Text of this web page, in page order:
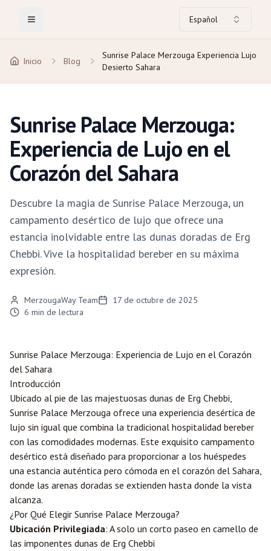
Toggle Menu Español
Inicio Blog
Sunrise Palace Merzouga Experiencia Lujo
Desierto Sahara
Sunrise Palace Merzouga:
Experiencia de Lujo en el
Corazón del Sahara
Descubre la magia de Sunrise Palace Merzouga, un
campamento desértico de lujo que ofrece una
estancia inolvidable entre las dunas doradas de Erg
Chebbi. Vive la hospitalidad bereber en su máxima
expresión.
MerzougaWay Team
17 de octubre de 2025
6 min de lectura
Sunrise Palace Merzouga: Experiencia de Lujo en el Corazón
del Sahara
Introducción
Ubicado al pie de las majestuosas dunas de Erg Chebbi,
Sunrise Palace Merzouga ofrece una experiencia desértica de
lujo sin igual que combina la tradicional hospitalidad bereber
con las comodidades modernas. Este exquisito campamento
desértico está diseñado para proporcionar a los huéspedes
una estancia auténtica pero cómoda en el corazón del Sahara,
donde las arenas doradas se extienden hasta donde la vista
alcanza.
¿Por Qué Elegir Sunrise Palace Merzouga?
Ubicación Privilegiada: A solo un corto paseo en camello de
las imponentes dunas de Erg Chebbi